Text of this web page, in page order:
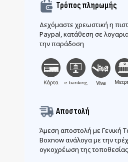
Τρόπος πληρωμής
Δεχόμαστε χρεωστική η
Paypal, κατάθεση σε
την παράδοση
Αποστολή
Άμεση αποστολή με Γενική
Boxnow ανάλογα με την
ογκοχρέωση της τοποθεσίας